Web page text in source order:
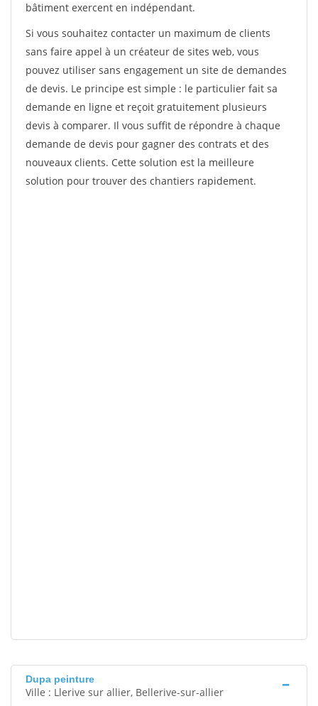
bâtiment exercent en indépendant.
Si vous souhaitez contacter un maximum de clients
sans faire appel à un créateur de sites web, vous
pouvez utiliser sans engagement un site de demandes
de devis. Le principe est simple : le particulier fait sa
demande en ligne et reçoit gratuitement plusieurs
devis à comparer. Il vous suffit de répondre à chaque
demande de devis pour gagner des contrats et des
nouveaux clients. Cette solution est la meilleure
solution pour trouver des chantiers rapidement.
Dupa peinture
Ville : Llerive sur allier, Bellerive-sur-allier